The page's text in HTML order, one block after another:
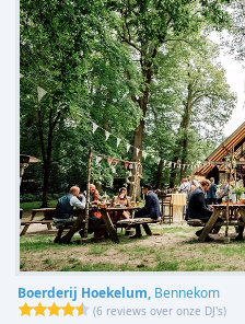
Boerderij Hoekelum, Bennekom
(6 reviews over onze DJ's)